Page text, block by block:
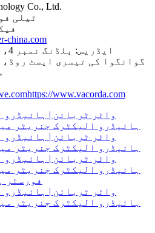
Co., Ltd.
ٹیلی فون: +86-
فیکس:
china.com
گوانگوا کی تیسری ایسٹ
https://www.vacorda.com